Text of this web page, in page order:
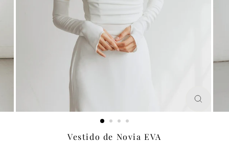
(ESC)
Vestido de Novia EVA